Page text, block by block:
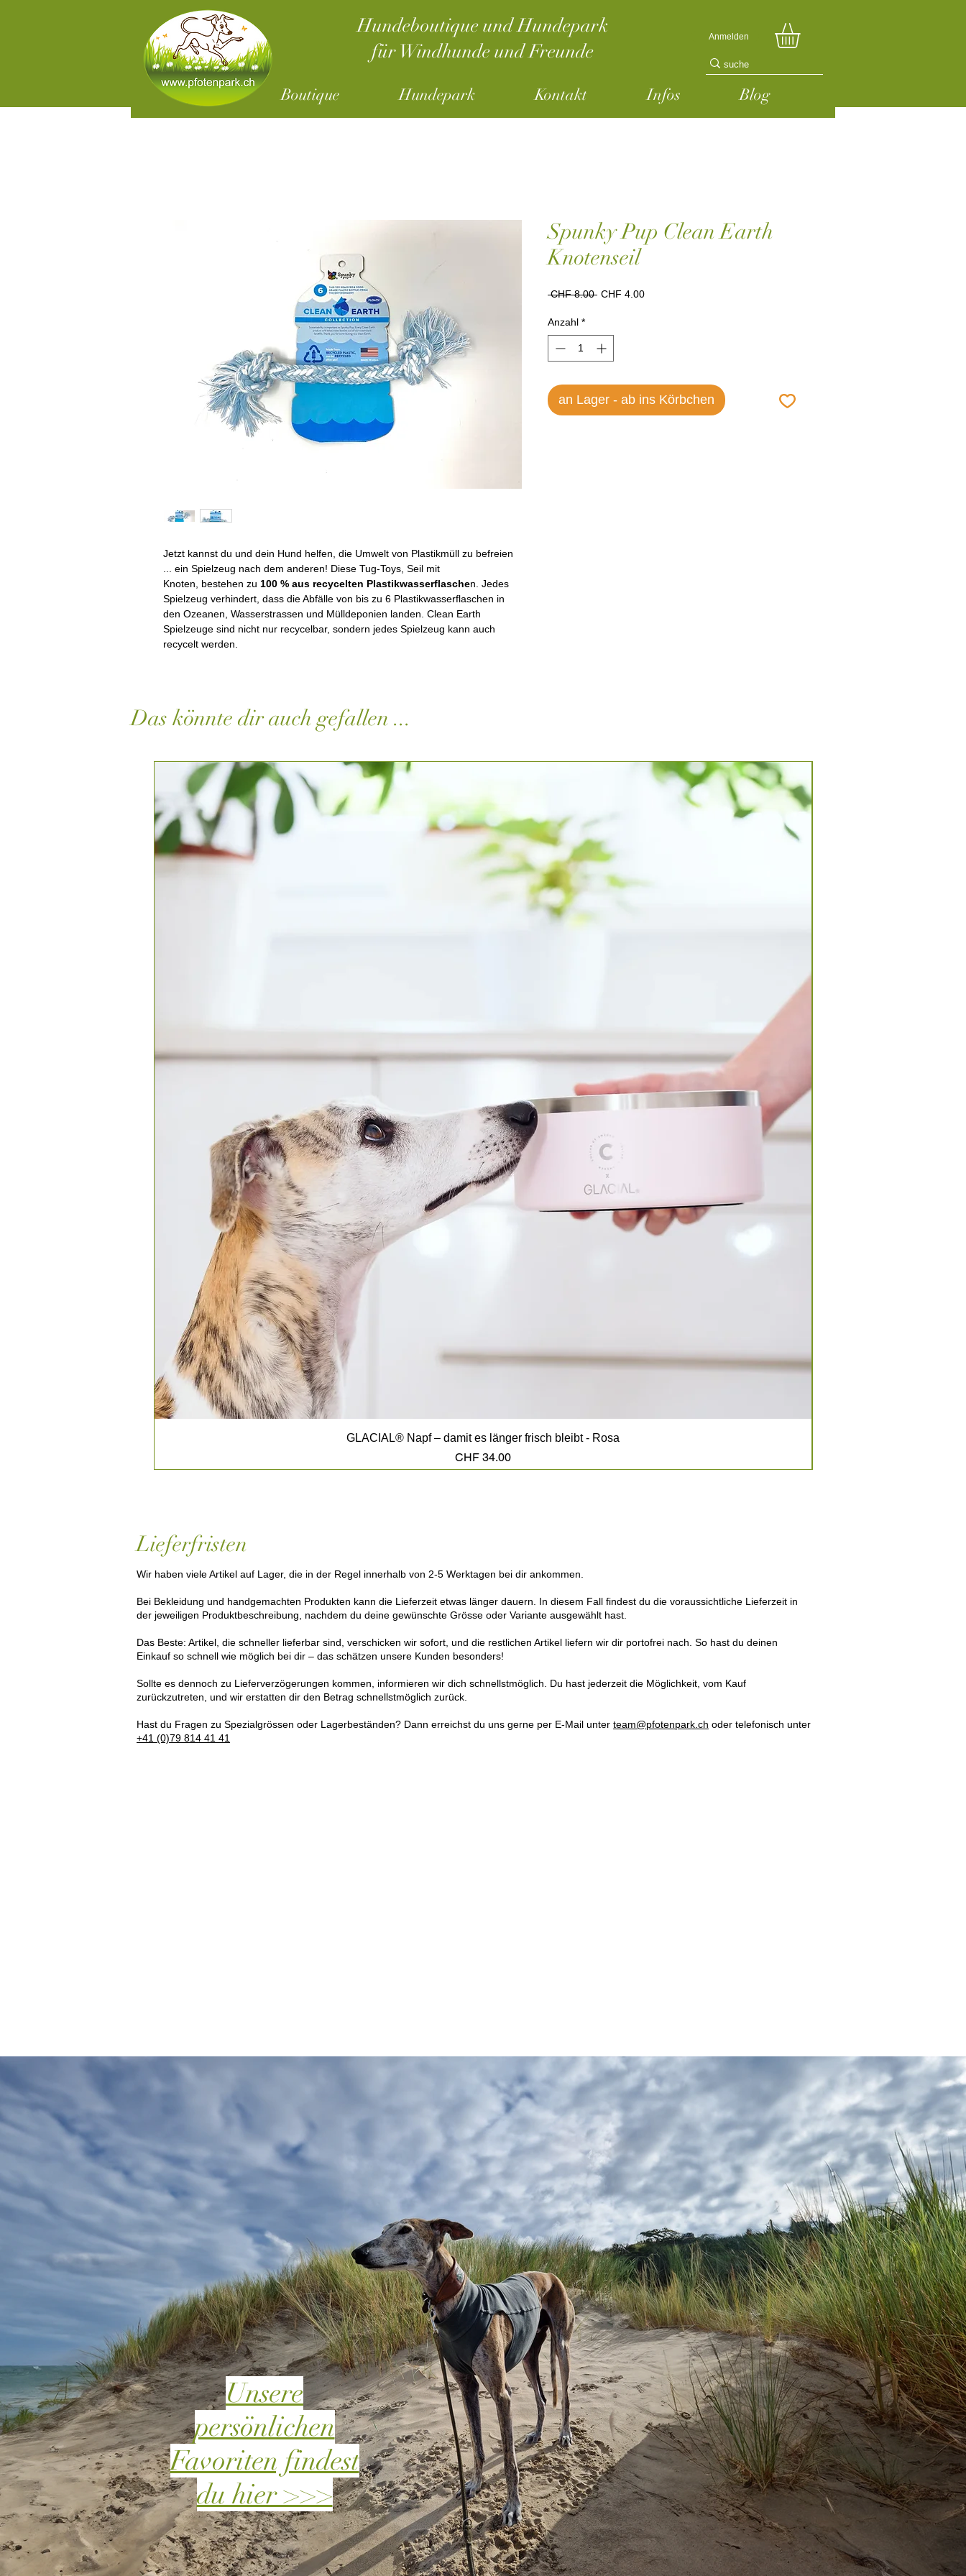
Hundeboutique und Hundepark
für Windhunde und Freunde
Anmelden
Boutique Hundepark Kontakt Infos Blog
Jetzt kannst du und dein Hund helfen, die Umwelt von Plastikmüll zu befreien
... ein Spielzeug nach dem anderen! Diese Tug-Toys, Seil mit
Knoten, bestehen zu 100 % aus recycelten Plastikwasserflaschen. Jedes
Spielzeug verhindert, dass die Abfälle von bis zu 6 Plastikwasserflaschen in
den Ozeanen, Wasserstrassen und Mülldeponien landen. Clean Earth
Spielzeuge sind nicht nur recycelbar, sondern jedes Spielzeug kann auch
recycelt werden.
Spunky Pup Clean Earth
Knotenseil
CHF 8.00 Standardpreis
CHF 4.00Sale-
Anzahl *
an Lager - ab ins Körbchen
Das könnte dir auch gefallen ...
GLACIAL® Napf – damit es länger frisch bleibt - Rosa
Preis
CHF 34.00
Lieferfristen
Wir haben viele Artikel auf Lager, die in der Regel innerhalb von 2-5 Werktagen bei dir ankommen.
Bei Bekleidung und handgemachten Produkten kann die Lieferzeit etwas länger dauern. In diesem Fall findest du die voraussichtliche Lieferzeit in
der jeweiligen Produktbeschreibung, nachdem du deine gewünschte Grösse oder Variante ausgewählt hast.
Das Beste: Artikel, die schneller lieferbar sind, verschicken wir sofort, und die restlichen Artikel liefern wir dir portofrei nach. So hast du deinen
Einkauf so schnell wie möglich bei dir – das schätzen unsere Kunden besonders!
Sollte es dennoch zu Lieferverzögerungen kommen, informieren wir dich schnellstmöglich. Du hast jederzeit die Möglichkeit, vom Kauf
zurückzutreten, und wir erstatten dir den Betrag schnellstmöglich zurück.
Hast du Fragen zu Spezialgrössen oder Lagerbeständen? Dann erreichst du uns gerne per E-Mail unter team@pfotenpark.ch oder telefonisch unter
+41 (0)79 814 41 41
Unsere
persönlichen
Favoriten findest
du hier >>>